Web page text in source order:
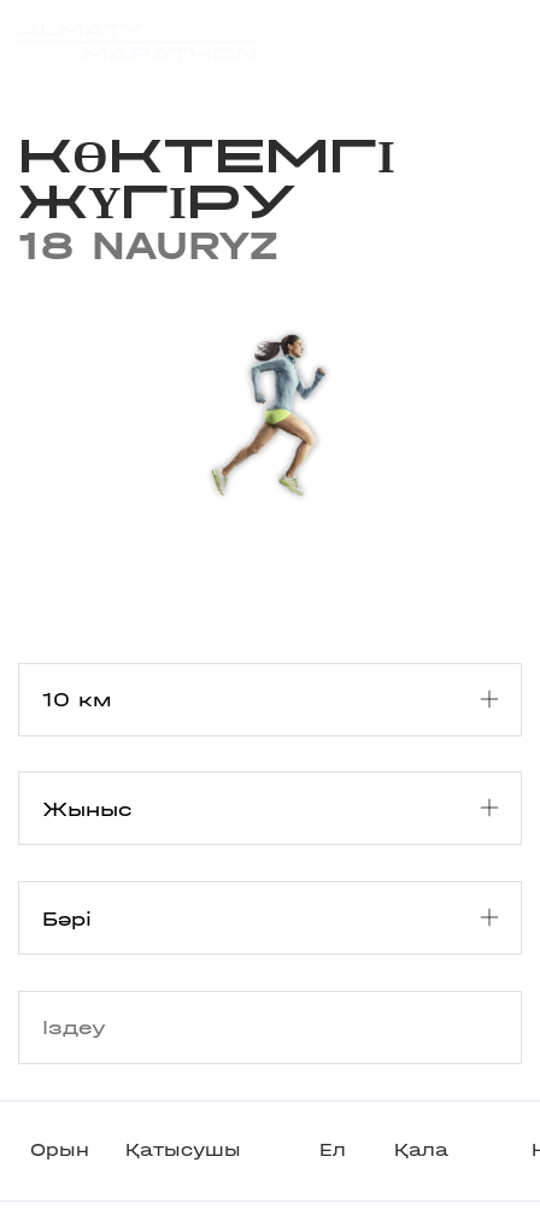
КӨКТЕМГІ
ЖҮГІРУ
18 NAURYZ
Орын Қатысушы Ел Қала